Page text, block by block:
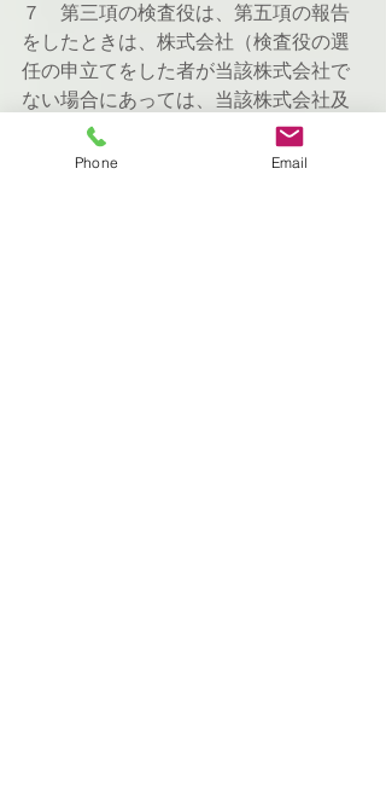
７　第三項の検査役は、第五項の報告
をしたときは、株式会社（検査役の選
任の申立てをした者が当該株式会社で
ない場合にあっては、当該株式会社及
びその者）に対し、同項の書面の写し
を交付し、又は同項の電磁的記録に記
Phone Email